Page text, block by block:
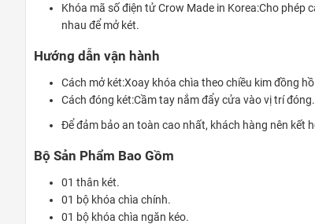
Khóa mã số điện tử Crow Made in Korea:Cho
nhau để mở két.
Hướng dẫn vận hành
Cách mở két:Xoay khóa chìa theo chiều kim đồng
Cách đóng két:Cầm tay nắm đẩy cửa vào vị trí
Để đảm bảo an toàn cao nhất, khách hàng nên kết
Bộ Sản Phẩm Bao Gồm
01 thân két.
01 bộ khóa chìa chính.
01 bộ khóa chìa ngăn kéo.